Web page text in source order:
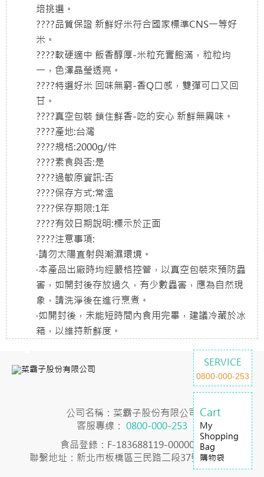
培挑選。
????品質保證 新鮮好米符合國家標準CNS一等好
米。
????軟硬適中 飯香醇厚-米粒充實飽滿，粒粒均
一，色澤晶瑩透亮。
????特選好米 回味無窮-香Q口感，雙彈可口又回
甘。
????真空包裝 鎖住鮮香-吃的安心 新鮮無異味。
????產地:台灣
????規格:2000g/件
????素食與否:是
????過敏原資訊:否
????保存方式:常溫
????保存期限:1年
????有效日期說明:標示於正面
????注意事項:
·請勿太陽直射與潮濕環境。
·本產品出廠時均經嚴格控管，以真空包裝來預防蟲
害，如開封後存放過久，有少數蟲害，應為自然現
象，請洗淨後在進行烹煮。
·如開封後，未能短時間內食用完畢，建議冷藏於冰
箱，以維持新鮮度。
SERVICE
0800-000-253
Cart
My
Shopping
Bag
購物袋
公司名稱：菜霸子股份有限公司
客服專線： 0800-000-253
食品登錄：F-183688119-00000-7
聯繫地址：新北市板橋區三民路二段37號23樓之2